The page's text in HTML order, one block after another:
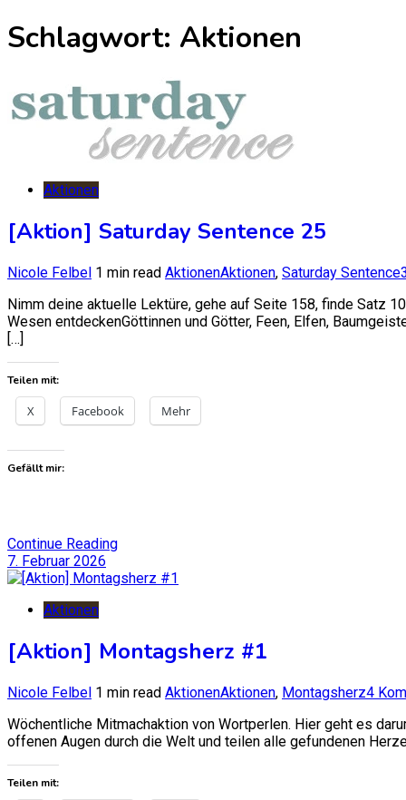
nach:
Schlagwort: Aktionen
Aktionen
[Aktion] Saturday Sentence 25
Nicole Felbel 1 min read AktionenAktionen, Saturday Sentence
Nimm deine aktuelle Lektüre, gehe auf Seite 158, finde Satz
Wesen entdeckenGöttinnen und Götter, Feen, Elfen,
[…]
Teilen mit:
X Facebook Mehr
Gefällt mir:
Continue Reading
7. Februar 2026
Aktionen
[Aktion] Montagsherz #1
Nicole Felbel 1 min read AktionenAktionen, Montagsherz4
Wöchentliche Mitmachaktion von Wortperlen. Hier geht es
offenen Augen durch die Welt und teilen alle gefundenen
Teilen mit: